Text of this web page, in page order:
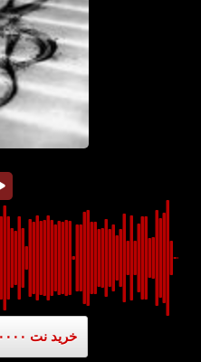
خرید نت ۳۰۰۰۰ تومان